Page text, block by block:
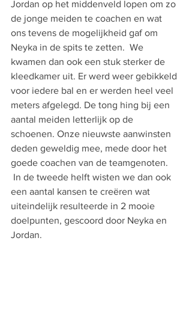
Jordan op het middenveld lopen om zo
de jonge meiden te coachen en wat
ons tevens de mogelijkheid gaf om
Neyka in de spits te zetten.  We
kwamen dan ook een stuk sterker de
kleedkamer uit. Er werd weer gebikkeld
voor iedere bal en er werden heel veel
meters afgelegd. De tong hing bij een
aantal meiden letterlijk op de
schoenen. Onze nieuwste aanwinsten
deden geweldig mee, mede door het
goede coachen van de teamgenoten.
een aantal kansen te creëren wat
uiteindelijk resulteerde in 2 mooie
doelpunten, gescoord door Neyka en
Jordan.